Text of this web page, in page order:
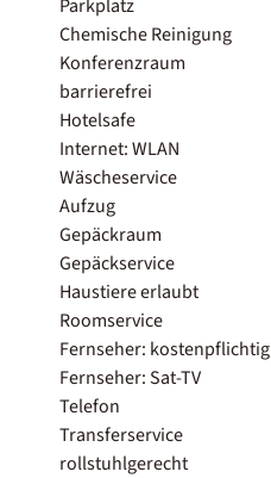
Parkplatz
Chemische Reinigung
Konferenzraum
barrierefrei
Hotelsafe
Internet: WLAN
Wäscheservice
Aufzug
Gepäckraum
Gepäckservice
Haustiere erlaubt
Roomservice
Fernseher: kostenpflichtig
Fernseher: Sat-TV
Telefon
Transferservice
rollstuhlgerecht